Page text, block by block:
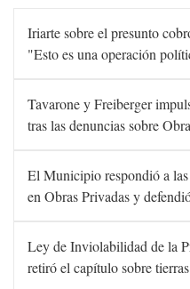
Iriarte sobre el presunto
"Esto es una operación
Tavarone y Freiberger
tras las denuncias sobre
El Municipio respondió a
en Obras Privadas y
Ley de Inviolabilidad de la
retiró el capítulo sobre